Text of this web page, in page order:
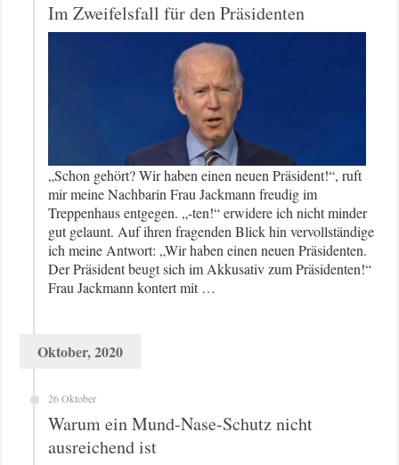
Im Zweifelsfall für den Präsidenten
„Schon gehört? Wir haben einen neuen Präsident!“, ruft
mir meine Nachbarin Frau Jackmann freudig im
Treppenhaus entgegen. „-ten!“ erwidere ich nicht minder
gut gelaunt. Auf ihren fragenden Blick hin vervollständige
ich meine Antwort: „Wir haben einen neuen Präsidenten.
Der Präsident beugt sich im Akkusativ zum Präsidenten!“
Frau Jackmann kontert mit …
Oktober, 2020
26 Oktober
Warum ein Mund-Nase-Schutz nicht
ausreichend ist